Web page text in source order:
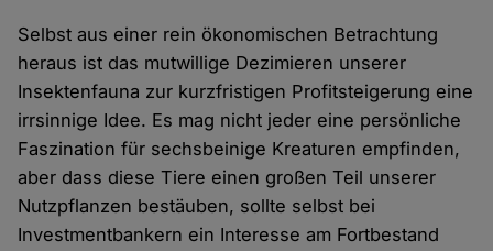
Selbst aus einer rein ökonomischen Betrachtung
heraus ist das mutwillige Dezimieren unserer
Insektenfauna zur kurzfristigen Profitsteigerung eine
irrsinnige Idee. Es mag nicht jeder eine persönliche
Faszination für sechsbeinige Kreaturen empfinden,
aber dass diese Tiere einen großen Teil unserer
Nutzpflanzen bestäuben, sollte selbst bei
Investmentbankern ein Interesse am Fortbestand